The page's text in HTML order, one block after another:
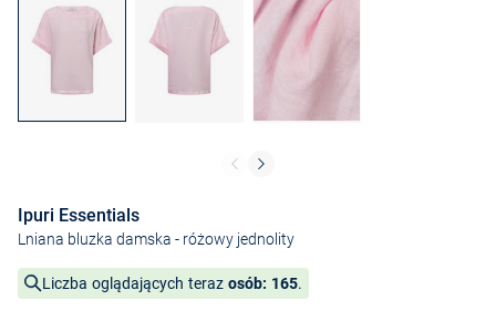
Ipuri Essentials
Lniana bluzka damska - różowy jednolity
Liczba oglądających teraz osób: 165.